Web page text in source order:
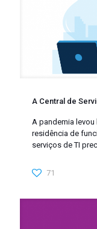
A Central de
A pandemia
residência de
serviços de TI
71